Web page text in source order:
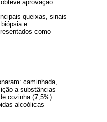
aprovação.
queixas, sinais
e
como
caminhada,
a subs­tâncias
cozinha (7,5%).
alcoó­licas